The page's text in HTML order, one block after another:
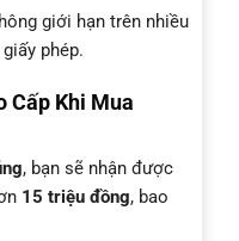
giới hạn trên nhiều
phép.
Cấp Khi Mua
, bạn sẽ nhận được
15 triệu đồng, bao